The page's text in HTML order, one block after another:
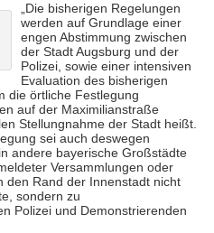
„Die bisherigen Regelungen
werden auf Grundlage einer
engen Abstimmung zwischen
der Stadt Augsburg und der
Polizei, sowie einer intensiven
Evaluation des bisherigen
die örtliche Festlegung
auf der Maximilianstraße
Stellungnahme der Stadt heißt.
sei auch deswegen
andere bayerische Großstädte
Versammlungen oder
den Rand der Innenstadt nicht
sondern zu
Polizei und Demonstrierenden